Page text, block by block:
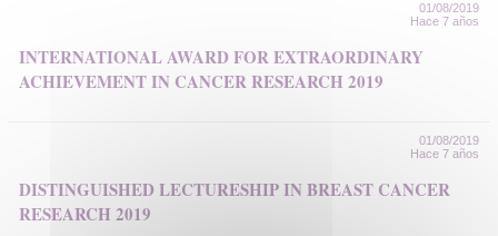
01/08/2019
Hace 7 años
INTERNATIONAL AWARD FOR EXTRAORDINARY
ACHIEVEMENT IN CANCER RESEARCH 2019
01/08/2019
Hace 7 años
DISTINGUISHED LECTURESHIP IN BREAST CANCER
RESEARCH 2019